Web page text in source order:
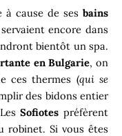
à cause de sesbains
encore dans
bientôt un spa.
en Bulgarie, on
ces thermes (qui se
des bidons entier
LesSofiotes préfèrent
robinet. Si vous êtes